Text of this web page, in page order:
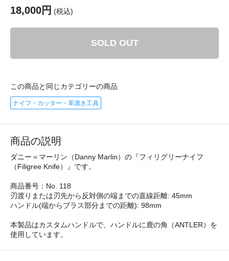
18,000円 (税込)
SOLD OUT
この商品と同じカテゴリーの商品
ナイフ・カッター・革漉き工具
商品の説明
ダニー＝マーリン（Danny Marlin）の『フィリグリーナイフ
（Filigree Knife）』です。
商品番号：No. 118
刃渡りまたは刃先から反対側の端までの直線距離: 45mm
ハンドル(端からブラス部分までの距離): 98mm
本製品はカスタムハンドルで、ハンドルに鹿の角（ANTLER）を
使用しています。